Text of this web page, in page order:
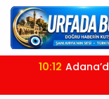
10:12